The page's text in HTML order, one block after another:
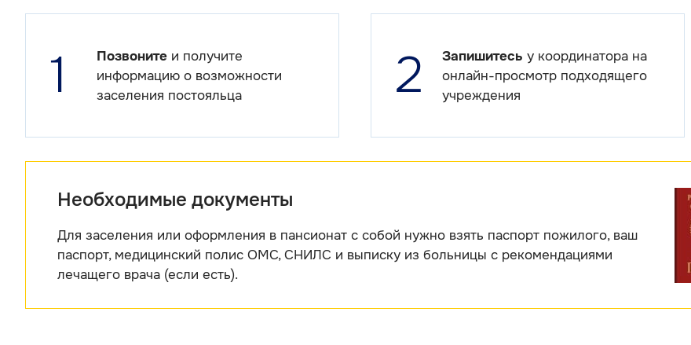
1 Позвоните и получите
информацию о возможности
заселения постояльца
2 Запишитесь у координатора на
онлайн-просмотр подходящего
учреждения
Необходимые документы
Для заселения или оформления в пансионат с собой нужно взять паспорт пожилого, ваш
паспорт, медицинский полис ОМС, СНИЛС и выписку из больницы с рекомендациями
лечащего врача (если есть).